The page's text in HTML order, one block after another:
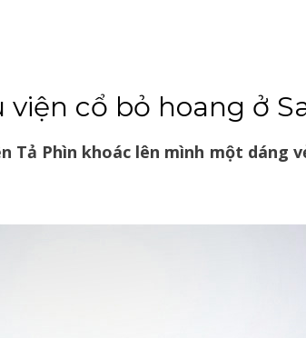
cổ bỏ hoang ở
Phìn khoác lên mình một dáng